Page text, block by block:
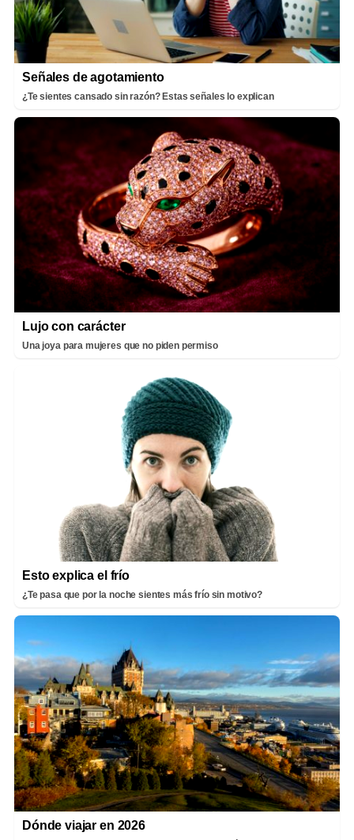
Señales de agotamiento
¿Te sientes cansado sin razón? Estas señales lo explican
Lujo con carácter
Una joya para mujeres que no piden permiso
Esto explica el frío
¿Te pasa que por la noche sientes más frío sin motivo?
Dónde viajar en 2026